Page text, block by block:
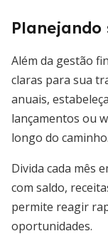
Além da gestão
claras para sua
anuais,
lançamentos ou
longo do caminho.
Divida cada mês
com saldo,
permite reagir
oportunidades.